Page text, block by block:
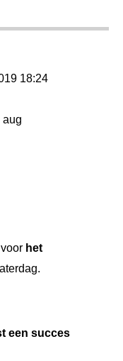
18:24
aug
het
een succes